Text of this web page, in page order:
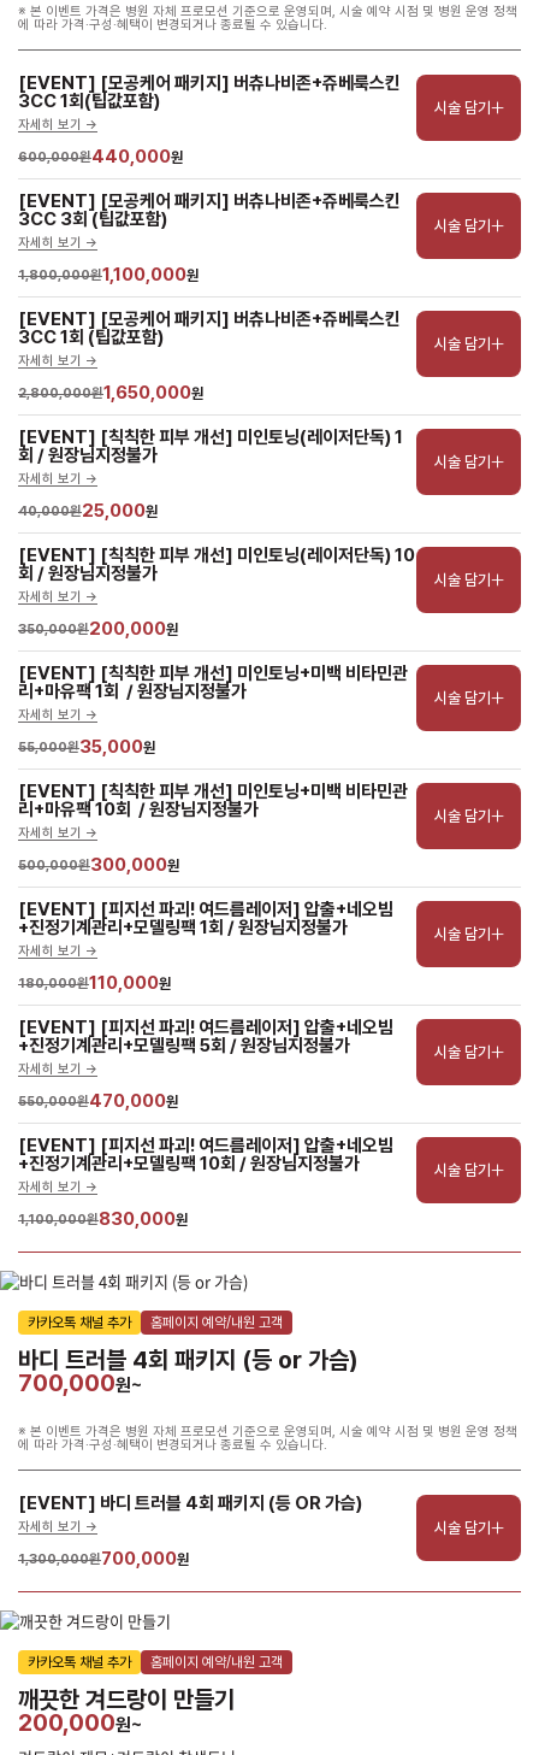
※ 본 이벤트 가격은 병원 자체 프로모션 기준으로 운영되며, 시술 예약 시점 및 병원 운영 정책
에 따라 가격·구성·혜택이 변경되거나 종료될 수 있습니다.
[EVENT] [모공케어 패키지] 버츄나비존+쥬베룩스킨
3CC 1회(팁값포함)
자세히 보기 ->
600,000원440,000원
시술 담기
[EVENT] [모공케어 패키지] 버츄나비존+쥬베룩스킨
3CC 3회 (팁값포함)
자세히 보기 ->
1,800,000원1,100,000원
시술 담기
[EVENT] [모공케어 패키지] 버츄나비존+쥬베룩스킨
3CC 1회 (팁값포함)
자세히 보기 ->
2,800,000원1,650,000원
시술 담기
[EVENT] [칙칙한 피부 개선] 미인토닝(레이저단독) 1
회 / 원장님지정불가
자세히 보기 ->
40,000원25,000원
시술 담기
[EVENT] [칙칙한 피부 개선] 미인토닝(레이저단독) 10
회 / 원장님지정불가
자세히 보기 ->
350,000원200,000원
시술 담기
[EVENT] [칙칙한 피부 개선] 미인토닝+미백 비타민관
리+마유팩 1회  / 원장님지정불가
자세히 보기 ->
55,000원35,000원
시술 담기
[EVENT] [칙칙한 피부 개선] 미인토닝+미백 비타민관
리+마유팩 10회  / 원장님지정불가
자세히 보기 ->
500,000원300,000원
시술 담기
[EVENT] [피지선 파괴! 여드름레이저] 압출+네오빔
+진정기계관리+모델링팩 1회 / 원장님지정불가
자세히 보기 ->
180,000원110,000원
시술 담기
[EVENT] [피지선 파괴! 여드름레이저] 압출+네오빔
+진정기계관리+모델링팩 5회 / 원장님지정불가
자세히 보기 ->
550,000원470,000원
시술 담기
[EVENT] [피지선 파괴! 여드름레이저] 압출+네오빔
+진정기계관리+모델링팩 10회 / 원장님지정불가
자세히 보기 ->
1,100,000원830,000원
시술 담기
카카오톡 채널 추가 홈페이지 예약/내원 고객
바디 트러블 4회 패키지 (등 or 가슴)
700,000원~
※ 본 이벤트 가격은 병원 자체 프로모션 기준으로 운영되며, 시술 예약 시점 및 병원 운영 정책
에 따라 가격·구성·혜택이 변경되거나 종료될 수 있습니다.
[EVENT] 바디 트러블 4회 패키지 (등 OR 가슴)
자세히 보기 ->
1,300,000원700,000원
시술 담기
카카오톡 채널 추가 홈페이지 예약/내원 고객
깨끗한 겨드랑이 만들기
200,000원~